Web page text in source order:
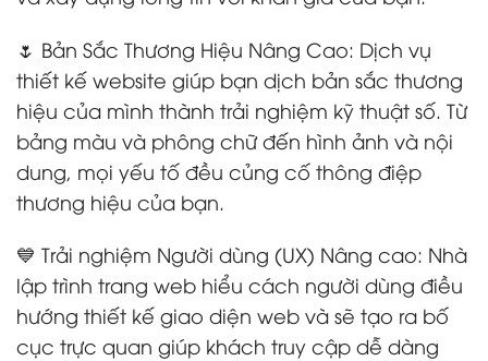
🌷 Bản Sắc Thương Hiệu Nâng Cao: Dịch vụ
thiết kế website giúp bạn dịch bản sắc thương
hiệu của mình thành trải nghiệm kỹ thuật số. Từ
bảng màu và phông chữ đến hình ảnh và nội
dung, mọi yếu tố đều củng cố thông điệp
thương hiệu của bạn.
💙 Trải nghiệm Người dùng (UX) Nâng cao: Nhà
lập trình trang web hiểu cách người dùng điều
hướng thiết kế giao diện web và sẽ tạo ra bố
cục trực quan giúp khách truy cập dễ dàng